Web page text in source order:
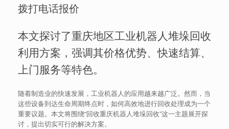
拨打电话报价
本文探讨了重庆地区工业机器人堆垛回收
利用方案，强调其价格优势、快速结算、
上门服务等特色。
随着制造业的快速发展，工业机器人的应用越来越广泛。然而，当
这些设备到达生命周期终点时，如何高效地进行回收处理成为一个
重要议题。本文将围绕“回收重庆机器人堆垛回收”这一主题展开探
讨，提出切实可行的解决方案。